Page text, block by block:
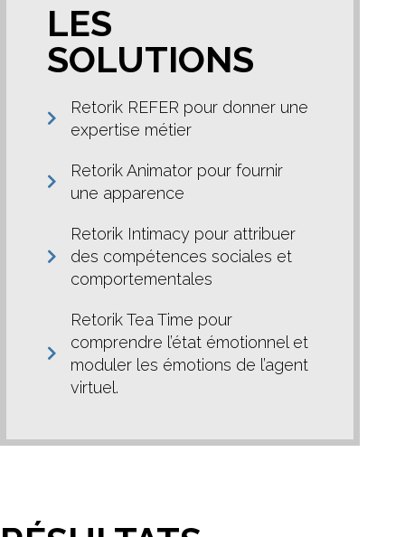
LES
SOLUTIONS
Retorik REFER pour donner une
expertise métier
Retorik Animator pour fournir
une apparence
Retorik Intimacy pour attribuer
des compétences sociales et
comportementales
Retorik Tea Time pour
comprendre l’état émotionnel et
moduler les émotions de l’agent
virtuel.